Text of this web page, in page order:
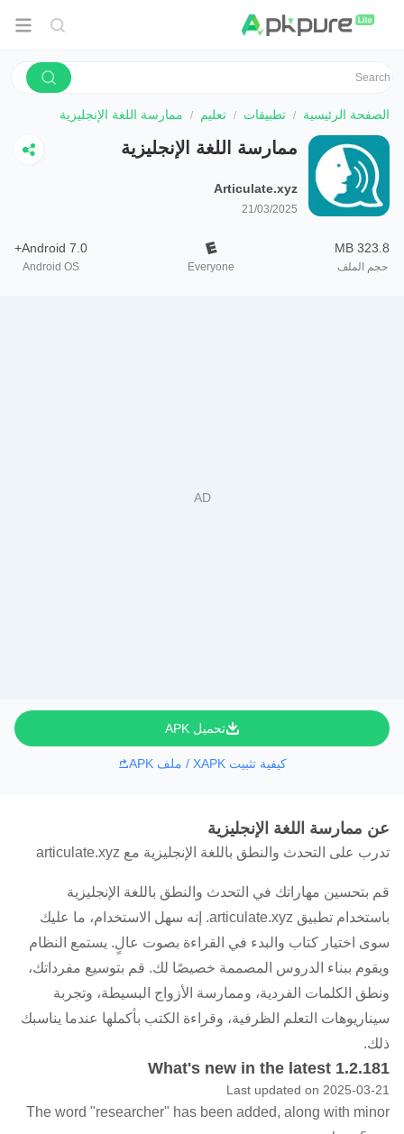
الصفحة الرئيسية تطبيقات تعليم ممارسة اللغة الإنجليزية
ممارسة اللغة الإنجليزية
Articulate.xyz
21/03/2025
323.8 MB
حجم الملف Everyone
Android 7.0+
Android OS
تحميل APK
كيفية تثبيت XAPK / ملف APK
عن ممارسة اللغة الإنجليزية
تدرب على التحدث والنطق باللغة الإنجليزية مع articulate.xyz
قم بتحسين مهاراتك في التحدث والنطق باللغة الإنجليزية
باستخدام تطبيق articulate.xyz. إنه سهل الاستخدام، ما عليك
سوى اختيار كتاب والبدء في القراءة بصوت عالٍ. يستمع النظام
ويقوم ببناء الدروس المصممة خصيصًا لك. قم بتوسيع مفرداتك،
ونطق الكلمات الفردية، وممارسة الأزواج البسيطة، وتجربة
سيناريوهات التعلم الظرفية، وقراءة الكتب بأكملها عندما يناسبك
ذلك.
What's new in the latest 1.2.181
Last updated on 2025-03-21
The word "researcher" has been added, along with minor